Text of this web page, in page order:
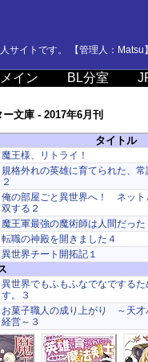
サイトです。 【管理人：Matsu
メイン BL分室
ー文庫 - 2017年6月刊
タイトル
魔王様、リトライ！
規格外れの英雄に育てられた、
２
俺の部屋ごと異世界へ！ ネット
双する２
魔王軍最強の魔術師は人間だった
転職の神殿を開きました４
異世界チート開拓記１
異世界でもふもふなでなでする
す。３
お菓子職人の成り上がり ～天才
経営～３